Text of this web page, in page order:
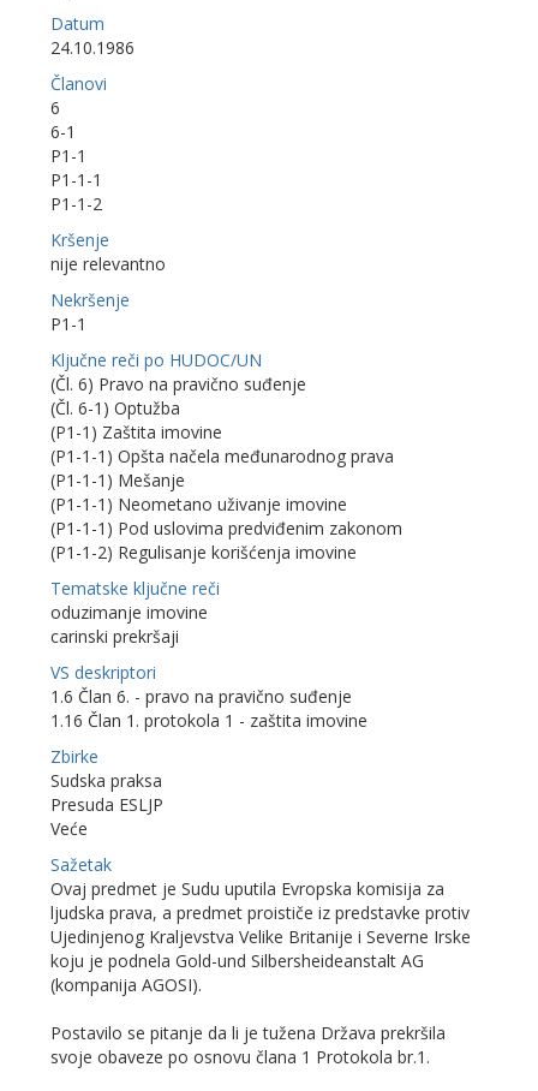
Datum
24.10.1986
Članovi
6
6-1
P1-1
P1-1-1
P1-1-2
Kršenje
nije relevantno
Nekršenje
P1-1
Ključne reči po HUDOC/UN
(Čl. 6) Pravo na pravično suđenje
(Čl. 6-1) Optužba
(P1-1) Zaštita imovine
(P1-1-1) Opšta načela međunarodnog prava
(P1-1-1) Mešanje
(P1-1-1) Neometano uživanje imovine
(P1-1-1) Pod uslovima predviđenim zakonom
(P1-1-2) Regulisanje korišćenja imovine
Tematske ključne reči
oduzimanje imovine
carinski prekršaji
VS deskriptori
1.6 Član 6. - pravo na pravično suđenje
1.16 Član 1. protokola 1 - zaštita imovine
Zbirke
Sudska praksa
Presuda ESLJP
Veće
Sažetak
Ovaj predmet je Sudu uputila Evropska komisija za
ljudska prava, a predmet proističe iz predstavke protiv
Ujedinjenog Kraljevstva Velike Britanije i Severne Irske
koju je podnela Gold-und Silbersheideanstalt AG
(kompanija AGOSI).
Postavilo se pitanje da li je tužena Država prekršila
svoje obaveze po osnovu člana 1 Protokola br.1.